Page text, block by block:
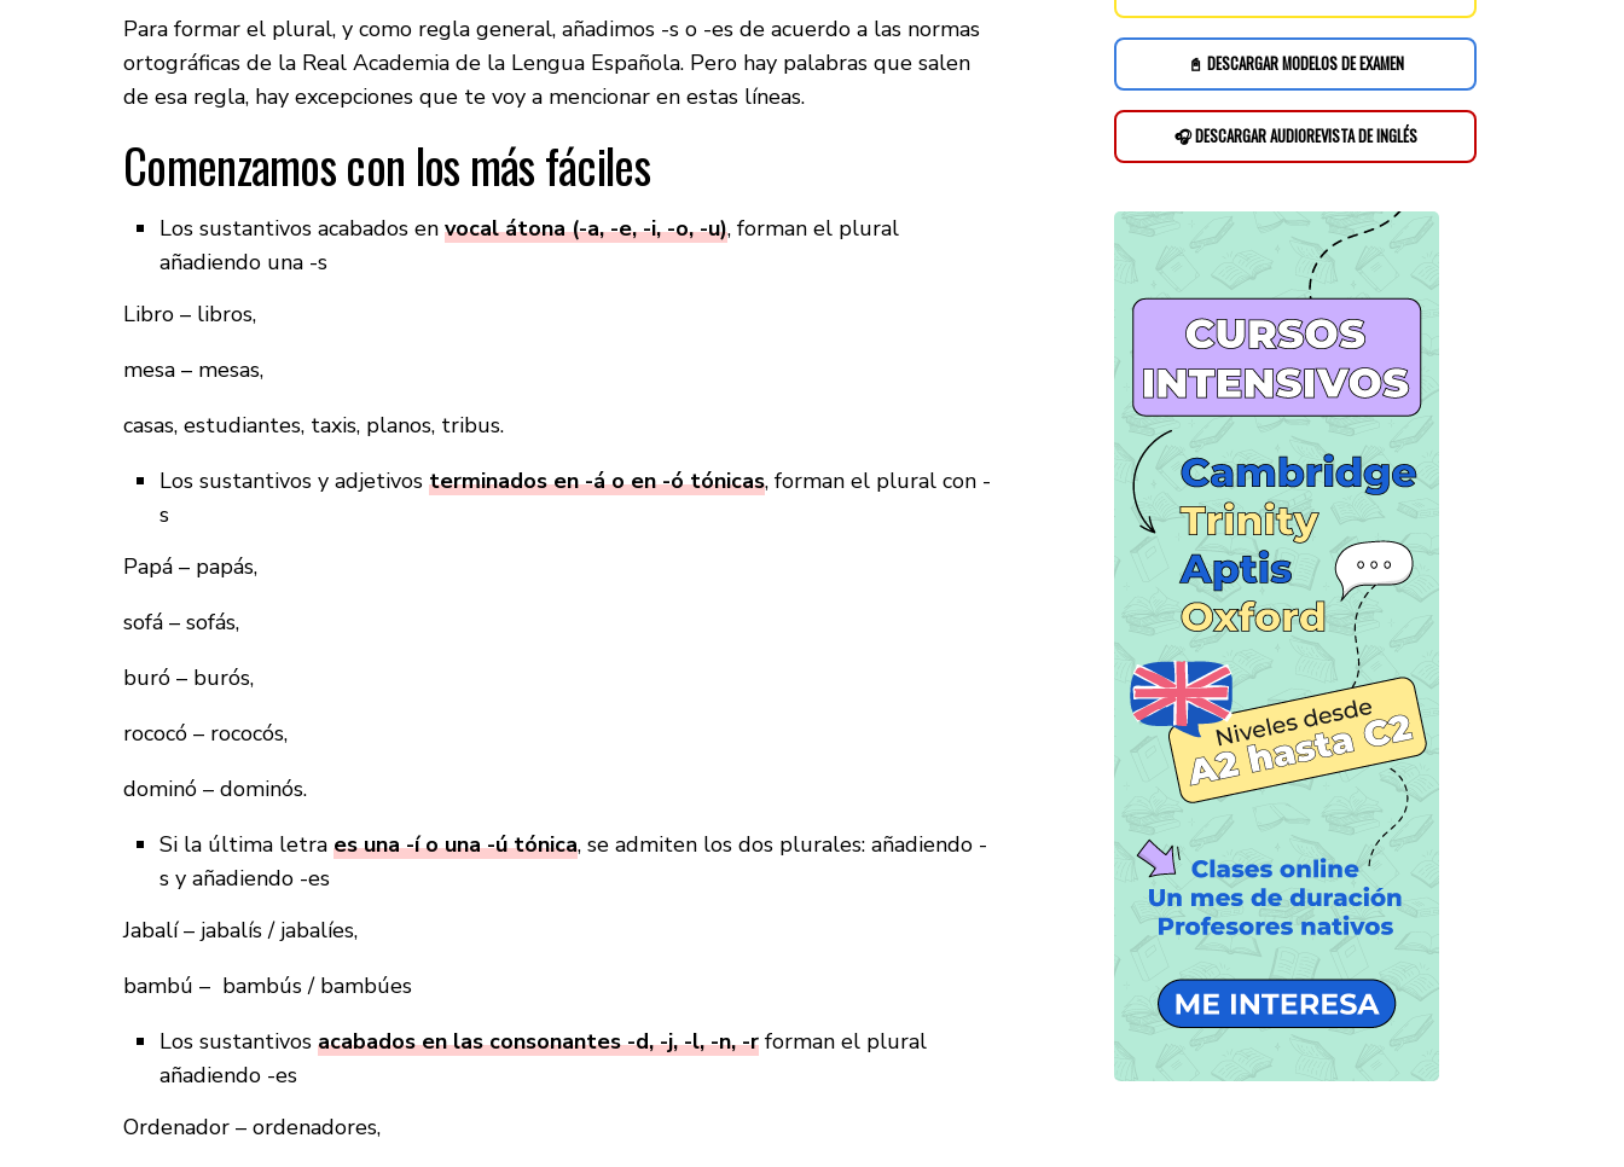
Para formar el plural, y como regla general, añadimos -s o -es de acuerdo a las normas
ortográficas de la Real Academia de la Lengua Española. Pero hay palabras que salen
de esa regla, hay excepciones que te voy a mencionar en estas líneas.
Comenzamos con los más fáciles
Los sustantivos acabados en vocal átona (-a, -e, -i, -o, -u), forman el plural
añadiendo una -s
Libro – libros,
mesa – mesas,
casas, estudiantes, taxis, planos, tribus.
Los sustantivos y adjetivos terminados en -á o en -ó tónicas, forman el plural con -
s
Papá – papás,
sofá – sofás,
buró – burós,
rococó – rococós,
dominó – dominós.
Si la última letra es una -í o una -ú tónica, se admiten los dos plurales: añadiendo -
s y añadiendo -es
Jabalí – jabalís / jabalíes,
bambú – bambús / bambúes
Los sustantivos acabados en las consonantes -d, -j, -l, -n, -r forman el plural
añadiendo -es
Ordenador – ordenadores,
📓 DESCARGAR MODELOS DE EXAMEN
🎧 DESCARGAR AUDIOREVISTA DE INGLÉS